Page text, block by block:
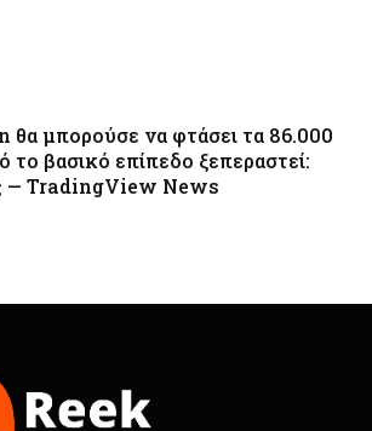
θα μπορούσε να φτάσει τα 86.000
το βασικό επίπεδο ξεπεραστεί:
— TradingView News